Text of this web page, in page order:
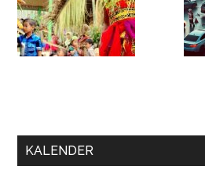
KALENDER